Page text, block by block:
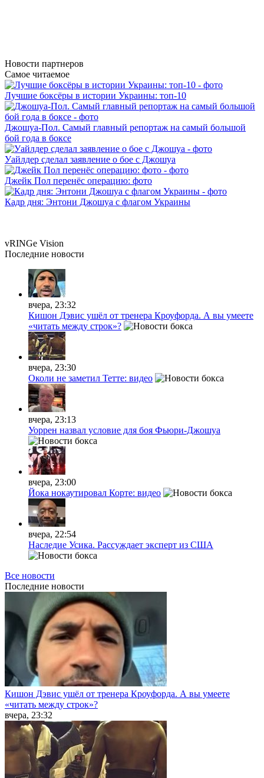
Новости партнеров
Самое читаемое
Лучшие боксёры в истории Украины: топ-10
Джошуа-Пол. Самый главный репортаж на самый большой
бой года в боксе
Уайлдер сделал заявление о бое с Джошуа
Джейк Пол перенёс операцию: фото
Кадр дня: Энтони Джошуа с флагом Украины
vRINGe Vision
Последние новости
вчера, 23:32
Кишон Дэвис ушёл от тренера Кроуфорда. А вы умеете
«читать между строк»?
вчера, 23:30
Околи не заметил Тетте: видео
вчера, 23:13
Уоррен назвал условие для боя Фьюри-Джошуа
вчера, 23:00
Йока нокаутировал Корте: видео
вчера, 22:54
Наследие Усика. Рассуждает эксперт из США
Все новости
Последние новости
Кишон Дэвис ушёл от тренера Кроуфорда. А вы умеете
«читать между строк»?
вчера, 23:32